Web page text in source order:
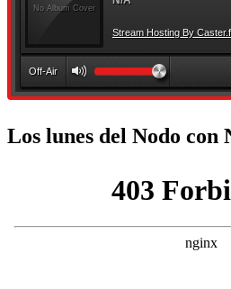
Los lunes del Nodo con